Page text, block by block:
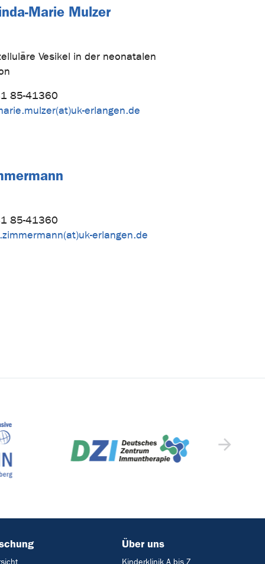
Marie Mulzer
Vesikel in der neonatalen
85-41360
erlangen.de
85-41360
erlangen.de
Über uns
Kinderklinik A bis Z